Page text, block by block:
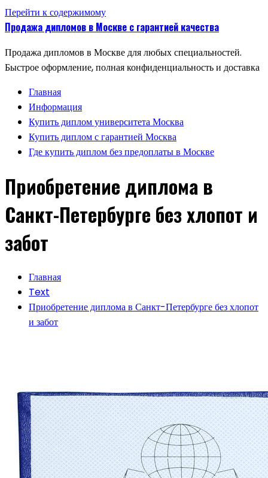
Перейти к содержимому
Продажа дипломов в Москве с гарантией качества
Продажа дипломов в Москве для любых специальностей.
Быстрое оформление, полная конфиденциальность и доставка
Главная
Информация
Купить диплом университета Москва
Купить диплом с гарантией Москва
Где купить диплом без предоплаты в Москве
Приобретение диплома в
Санкт-Петербурге без хлопот и
забот
Главная
Text
Приобретение диплома в Санкт-Петербурге без хлопот
и забот